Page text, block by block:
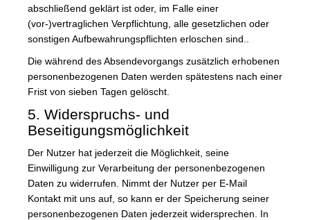
abschließend geklärt ist oder, im Falle einer
(vor-)vertraglichen Verpflichtung, alle gesetzlichen oder
sonstigen Aufbewahrungspflichten erloschen sind..
Die während des Absendevorgangs zusätzlich erhobenen
personenbezogenen Daten werden spätestens nach einer
Frist von sieben Tagen gelöscht.
5. Widerspruchs- und
Beseitigungsmöglichkeit
Der Nutzer hat jederzeit die Möglichkeit, seine
Einwilligung zur Verarbeitung der personenbezogenen
Daten zu widerrufen. Nimmt der Nutzer per E-Mail
Kontakt mit uns auf, so kann er der Speicherung seiner
personenbezogenen Daten jederzeit widersprechen. In